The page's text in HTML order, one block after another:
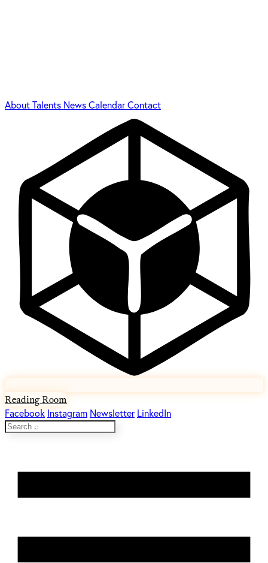
AboutTalents NewsCalendarContact
Reading Room
Facebook Instagram Newsletter LinkedIn